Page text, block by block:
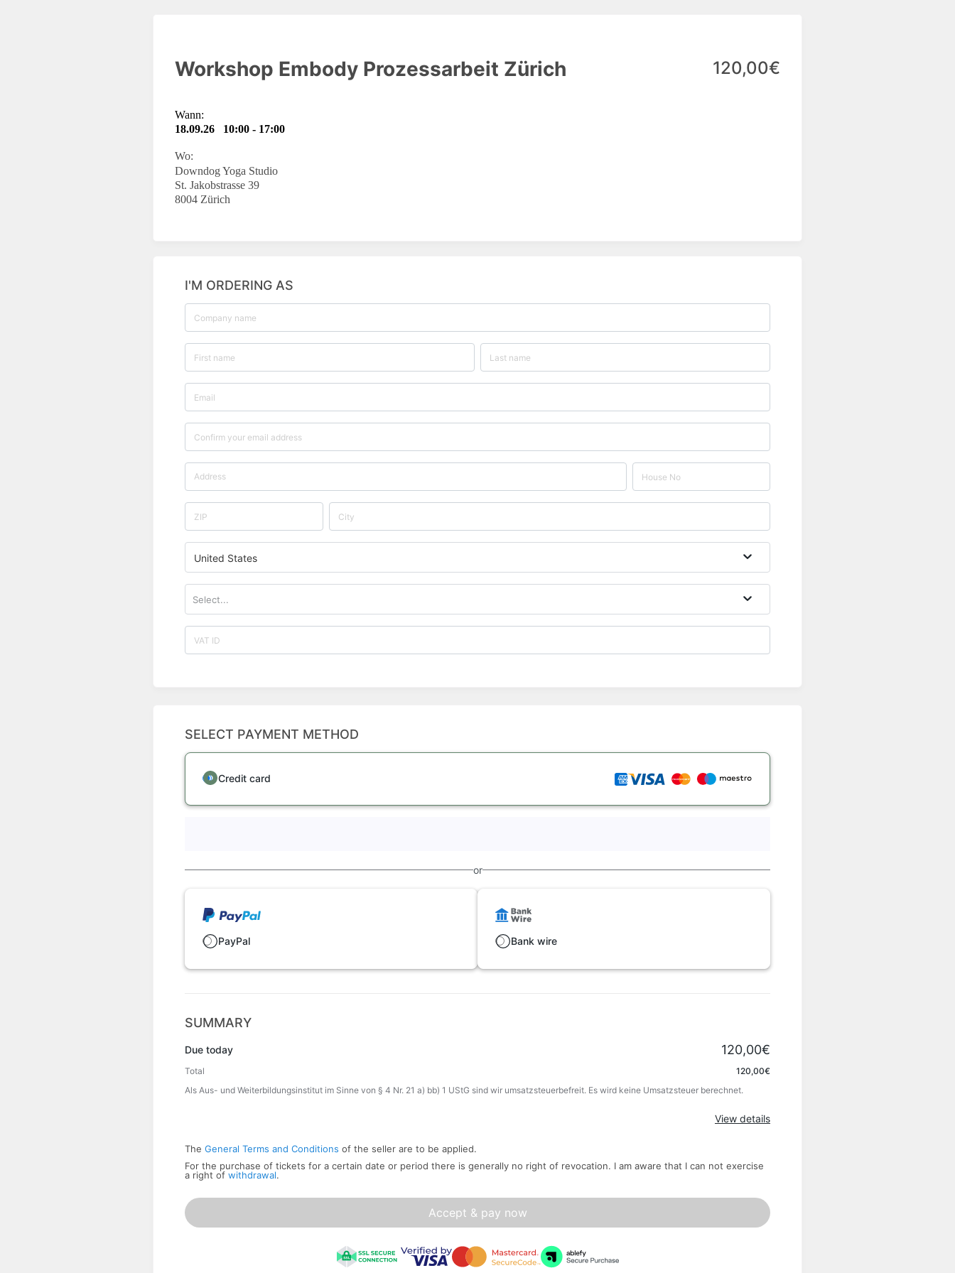
Workshop Embody Prozessarbeit Zürich 120,00€
Wann:
18.09.26 10:00 - 17:00
Wo:
Downdog Yoga Studio
St. Jakobstrasse 39
8004 Zürich
I'M ORDERING AS
United States
Select...
SELECT PAYMENT METHOD
Credit card
or
PayPal Bank wire
SUMMARY
Due today 120,00€
Total
120,00€
Als Aus- und Weiterbildungsinstitut im Sinne von § 4 Nr. 21 a) bb) 1 UStG sind wir umsatzsteuerbefreit. Es wird keine Umsatzsteuer berechnet.
View details
The General Terms and Conditions of the seller are to be applied.
For the purchase of tickets for a certain date or period there is generally no right of revocation. I am aware that I can not exercise
a right of withdrawal.
Accept & pay now